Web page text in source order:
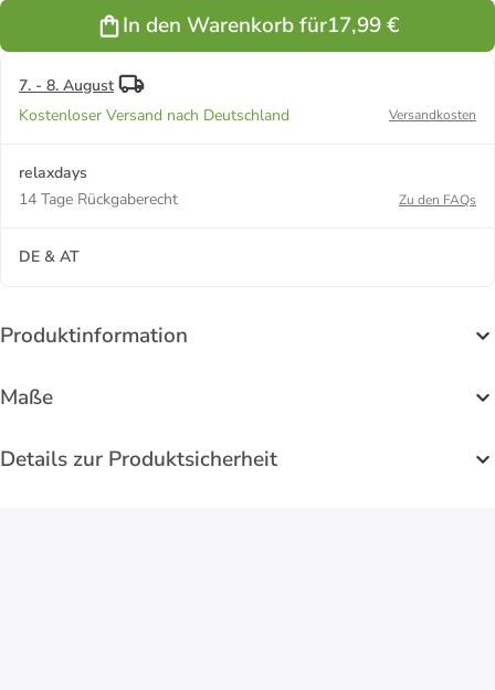
In den Warenkorb für17,99 €
7. - 8. August
Kostenloser Versand nach Deutschland
Versandkosten
relaxdays
14 Tage Rückgaberecht
Zu den FAQs
DE & AT
Produktinformation
Maße
Details zur Produktsicherheit